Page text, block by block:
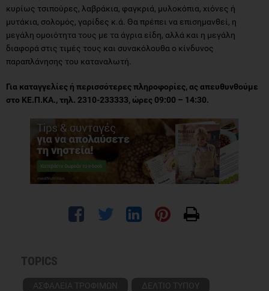
κυρίως τσιπούρες, λαβράκια, φαγκριά, μυλοκόπια, χιόνες ή
μυτάκια, σολομός, γαρίδες κ.ά. Θα πρέπει να επισημανθεί, η
μεγάλη ομοιότητα τους με τα άγρια είδη, αλλά και η μεγάλη
διαφορά στις τιμές τους και συνακόλουθα ο κίνδυνος
παραπλάνησης του καταναλωτή.
Για καταγγελίες ή περισσότερες πληροφορίες, ας απευθυνθούμε
στο ΚΕ.Π.ΚΑ., τηλ. 2310-233333, ώρες 09:00 – 14:30.
TOPICS
ΑΣΦΑΛΕΙΑ ΤΡΟΦΙΜΩΝ ΔΕΛΤΙΟ ΤΥΠΟΥ